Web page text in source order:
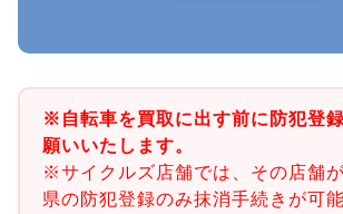
※自転車を買取に出す前に防犯登
願いいたします。
※サイクルズ店舗では、その店舗
県の防犯登録のみ抹消手続きが可能